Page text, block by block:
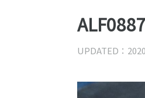
UPDATED：